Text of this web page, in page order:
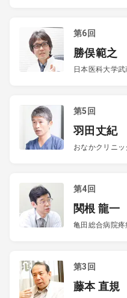
第6回
勝俣範之
日本医科大学
第5回
羽田丈紀
おなかクリニ
第4回
関根 龍一
亀田総合病院
第3回
藤本 直規